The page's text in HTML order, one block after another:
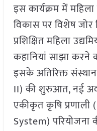
इस कार्यक्रम में
विकास पर विशेष जोर
प्रशिक्षित महिला
कहानियां साझा करने
इसके अतिरिक्त
II) की शुरुआत, नई
एकीकृत कृषि
System) परियोजना